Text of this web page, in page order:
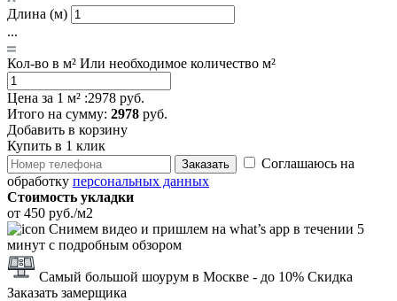
Длина (м)
...
Кол-во в м² Или необходимое количество м²
Цена за 1 м² :2978 руб.
Итого на сумму: 2978 руб.
Добавить в корзину
Купить в 1 клик
Заказать
Соглашаюсь на
обработку персональных данных
Стоимость укладки
от 450 руб./м2
Снимем видео и пришлем на what’s app в течении 5
минут с подробным обзором
Самый большой шоурум в Москве - до 10% Скидка
Заказать замерщика